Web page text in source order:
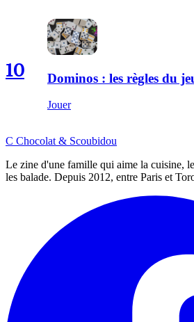
10 Dominos : les règles du
Jouer
C Chocolat & Scoubidou
Le zine d'une famille qui aime la cuisine,
les balade. Depuis 2012, entre Paris et